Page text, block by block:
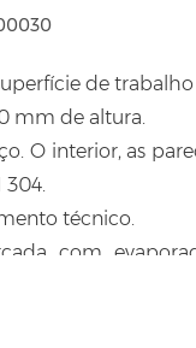
de trabalho
mm de altura.
O interior, as
304.
técnico.
com
poliuretano